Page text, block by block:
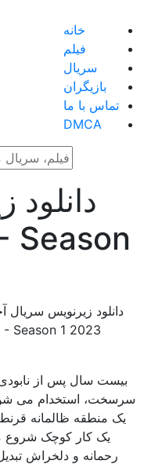
خانه
فیلم
سریال
بازیگران
تماس با ما
DMCA
Season
بیست سال پس از
یک منطقه ظالمانه
یک کار کوچک شروع
رحمانه و دلخراش